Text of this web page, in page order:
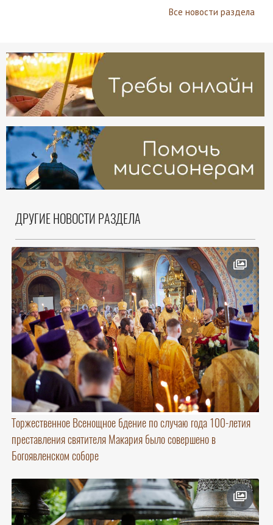
Все новости раздела
ДРУГИЕ НОВОСТИ РАЗДЕЛА
Торжественное Всенощное бдение по случаю года 100-летия
преставления святителя Макария было совершено в
Богоявленском соборе